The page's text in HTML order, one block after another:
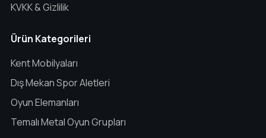
KVKK & Gizlilik
Ürün Kategorileri
Kent Mobilyaları
Dış Mekan Spor Aletleri
Oyun Elemanları
Temalı Metal Oyun Grupları